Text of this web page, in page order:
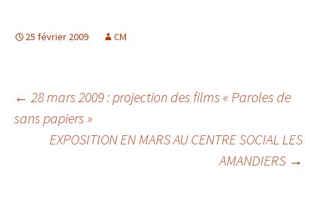
25 février 2009 CM
Navigation
des
← 28 mars 2009 : projection des films « Paroles de
sans papiers »
EXPOSITION EN MARS AU CENTRE SOCIAL LES
AMANDIERS →